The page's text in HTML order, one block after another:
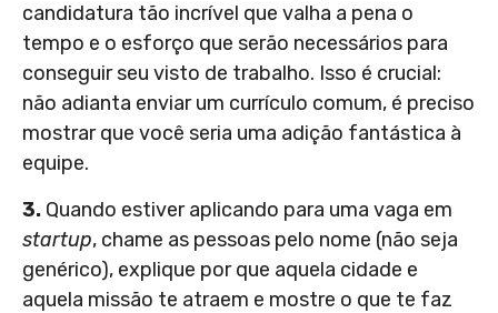
candidatura tão incrível que valha a pena o
tempo e o esforço que serão necessários para
conseguir seu visto de trabalho. Isso é crucial:
não adianta enviar um currículo comum, é preciso
mostrar que você seria uma adição fantástica à
equipe.
3. Quando estiver aplicando para uma vaga em
startup, chame as pessoas pelo nome (não seja
genérico), explique por que aquela cidade e
aquela missão te atraem e mostre o que te faz